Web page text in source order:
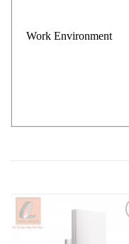
Work Environment